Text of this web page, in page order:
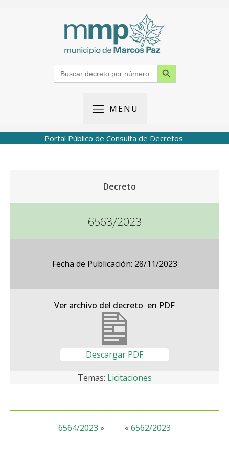
Search
for:
Search Button
MENU
Portal Público de Consulta de Decretos
Decreto
6563/2023
Fecha de Publicación: 28/11/2023
Ver archivo del decreto en PDF
Descargar PDF
Temas: Licitaciones
«6562/2023
6564/2023 »